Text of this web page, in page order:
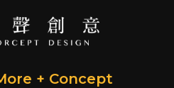
+ Concept